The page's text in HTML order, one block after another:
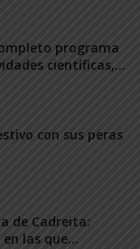
programa
científicas,...
con sus peras
de Cadreita:
las que...